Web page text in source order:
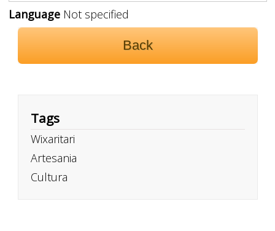
LanguageNot specified
Back
Tags
Wixaritari
Artesania
Cultura